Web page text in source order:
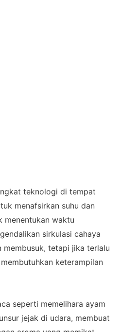
teknologi di tempat
menafsirkan suhu dan
menentukan waktu
sirkulasi cahaya
tetapi jika terlalu
keterampilan
seperti memelihara ayam
jejak di udara, membuat